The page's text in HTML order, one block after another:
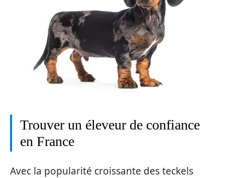
Trouver un éleveur de confiance
en France
Avec la popularité croissante des teckels